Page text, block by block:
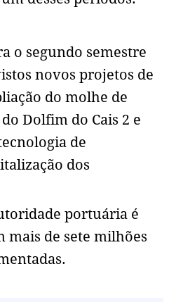
o segundo semestre
novos projetos de
do molhe de
Dolfim do Cais 2 e
de
dos
portuária é
mais de sete milhões